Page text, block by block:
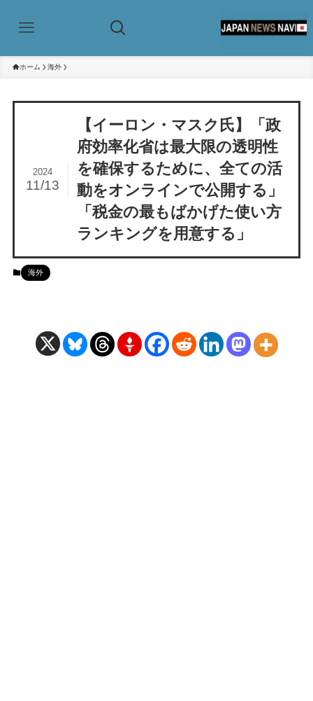
ホーム 海外
【イーロン・マスク氏】「政
府効率化省は最大限の透明性
を確保するために、全ての活
動をオンラインで公開する」
「税金の最もばかげた使い方
ランキングを用意する」
2024
11/13
海外